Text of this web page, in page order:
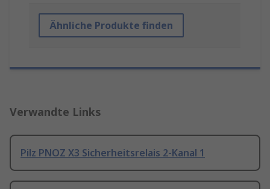
Ähnliche Produkte finden
Verwandte Links
Pilz PNOZ X3 Sicherheitsrelais 2-Kanal 1